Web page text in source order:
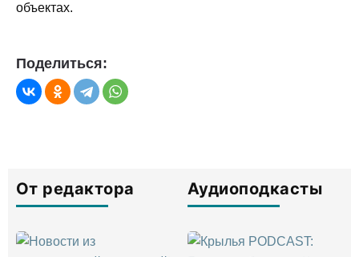
объектах.
Поделиться:
От редактора Аудиоподкасты